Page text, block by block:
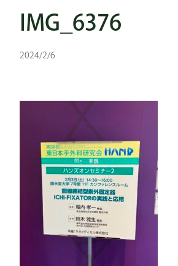
IMG_6376
2024/2/6